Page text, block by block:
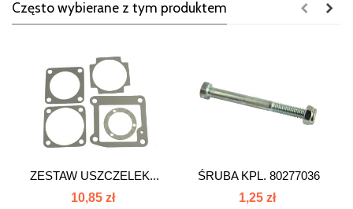
Często wybierane z tym produktem
ZESTAW USZCZELEK...
10,85 zł
ŚRUBA KPL. 80277036
1,25 zł